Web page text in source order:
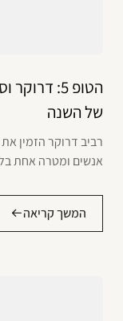
הטופ 5:
של השנה
אנשים ומטרה אחת
המשך קריאה